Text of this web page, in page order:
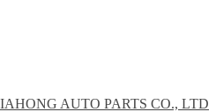
AUTO PARTS CO., LTD